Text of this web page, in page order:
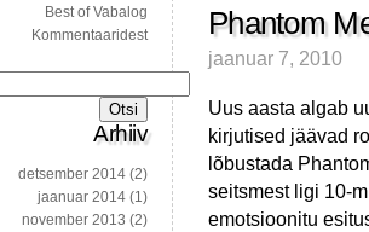
Phantom
jaanuar 7, 2010
Uus aasta algab
kirjutised jäävad
lõbustada
seitsmest ligi 10-
emotsioonitu
Best of Vabalog
Kommentaaridest
Arhiiv
detsember 2014 (2)
jaanuar 2014 (1)
november 2013 (2)